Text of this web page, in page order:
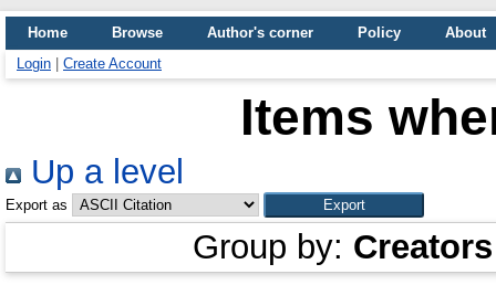
Home Browse Author's corner Policy
About
Login
Create Account
Items
Up a level
Export as
Group by: Creators